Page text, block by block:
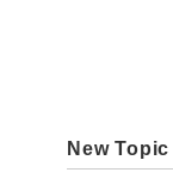
New Topic